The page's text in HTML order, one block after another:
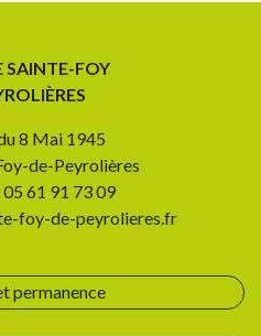
SAINTE-FOY
8 Mai 1945
de-Peyrolières
05 61 91 73 09
foy-de-peyrolieres.fr
permanence